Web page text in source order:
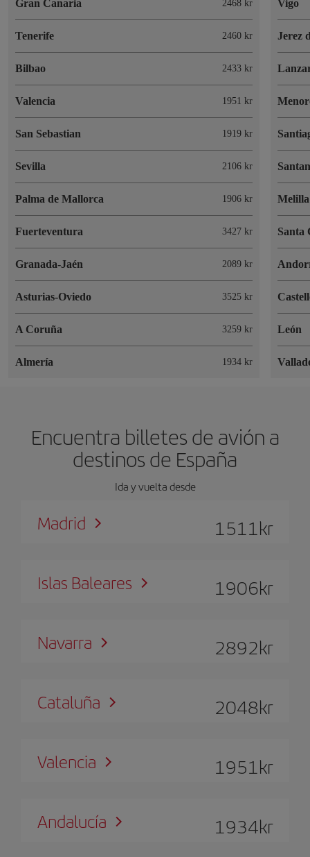
Gran Canaria 2468 kr
Tenerife 2460 kr
Bilbao 2433 kr
Valencia 1951 kr
San Sebastian 1919 kr
Sevilla 2106 kr
Palma de Mallorca 1906 kr
Fuerteventura 3427 kr
Granada-Jaén 2089 kr
Asturias-Oviedo 3525 kr
A Coruña 3259 kr
Almería 1934 kr
Vigo
Jerez
Melilla
Santa
León
Encuentra billetes de avión a
destinos de España
Ida y vuelta desde
Madrid 1511kr
Islas Baleares 1906kr
Navarra 2892kr
Cataluña 2048kr
Valencia 1951kr
Andalucía 1934kr